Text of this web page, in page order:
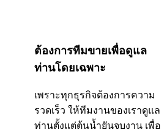
ต้องการทีมขายเพื่อดูแล
ท่านโดยเฉพาะ
เพราะทุกธุรกิจต้องการความ
รวดเร็ว ให้ทีมงานของเราดูแล
ท่านตั้งแต่ต้นน้ำยันจบงาน เพื่อ